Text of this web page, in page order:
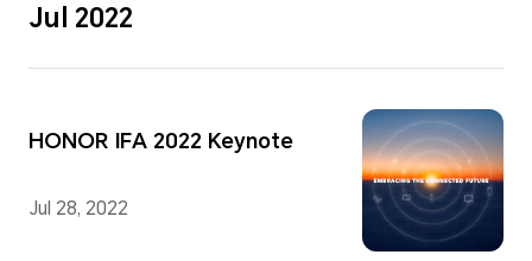
Jul 2022
HONOR IFA 2022 Keynote
Jul 28, 2022